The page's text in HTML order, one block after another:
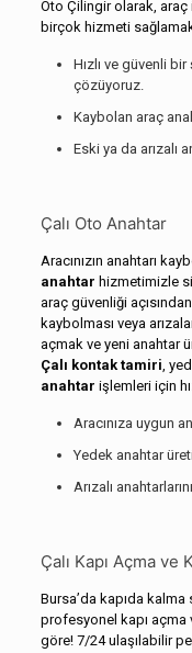
Oto Çilingir olarak,
birçok hizmeti
Hızlı ve güvenli
çözüyoruz.
Kaybolan araç
Eski ya da arızalı
Çalı Oto Anahtar
Aracınızın anahtarı
anahtar hizmetimizle
araç güvenliği
kaybolması veya
açmak ve yeni anahtar
Çalı kontak tamiri ,
anahtar işlemleri için
Aracınıza uygun
Yedek anahtar
Arızalı
Çalı Kapı Açma
Bursa’da kapıda kalma
profesyonel kapı
göre! 7/24 ulaşılabilir